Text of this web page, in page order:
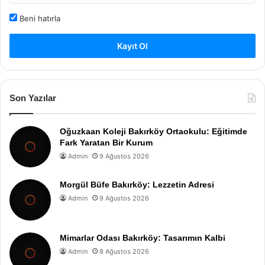
Beni hatırla
Kayıt Ol
Son Yazılar
Oğuzkaan Koleji Bakırköy Ortaokulu: Eğitimde
Fark Yaratan Bir Kurum
Admin 9 Ağustos 2026
Morgül Büfe Bakırköy: Lezzetin Adresi
Admin 9 Ağustos 2026
Mimarlar Odası Bakırköy: Tasarımın Kalbi
Admin 8 Ağustos 2026